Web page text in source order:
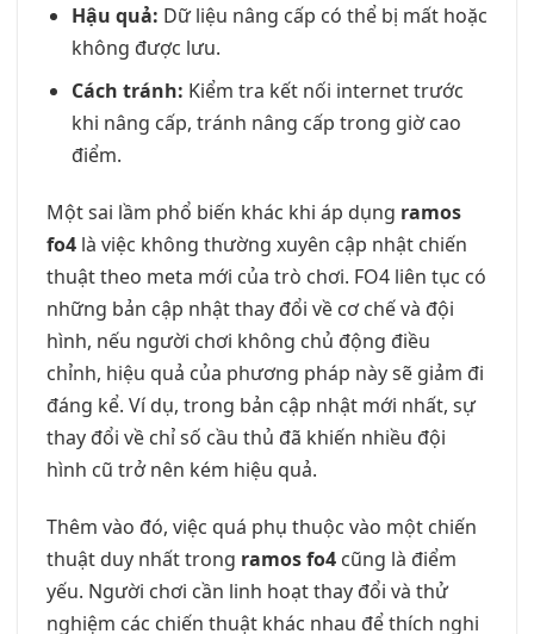
Hậu quả: Dữ liệu nâng cấp có thể bị mất hoặc
không được lưu.
Cách tránh: Kiểm tra kết nối internet trước
khi nâng cấp, tránh nâng cấp trong giờ cao
điểm.
Một sai lầm phổ biến khác khi áp dụng ramos
fo4 là việc không thường xuyên cập nhật chiến
thuật theo meta mới của trò chơi. FO4 liên tục có
những bản cập nhật thay đổi về cơ chế và đội
hình, nếu người chơi không chủ động điều
chỉnh, hiệu quả của phương pháp này sẽ giảm đi
đáng kể. Ví dụ, trong bản cập nhật mới nhất, sự
thay đổi về chỉ số cầu thủ đã khiến nhiều đội
hình cũ trở nên kém hiệu quả.
Thêm vào đó, việc quá phụ thuộc vào một chiến
thuật duy nhất trong ramos fo4 cũng là điểm
yếu. Người chơi cần linh hoạt thay đổi và thử
nghiệm các chiến thuật khác nhau để thích nghi